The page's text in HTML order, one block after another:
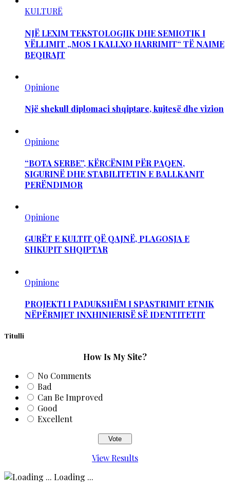
KULTURË
NJË LEXIM TEKSTOLOGJIK DHE SEMIOTIK I
VËLLIMIT „MOS I KALLXO HARRIMIT“ TË NAIME
BEQIRAJT
Opinione
Një shekull diplomaci shqiptare, kujtesë dhe vizion
Opinione
“BOTA SERBE”, KËRCËNIM PËR PAQEN,
SIGURINË DHE STABILITETIN E BALLKANIT
PERËNDIMOR
Opinione
GURËT E KULTIT QË QAJNË, PLAGOSJA E
SHKUPIT SHQIPTAR
Opinione
PROJEKTI I PADUKSHËM I SPASTRIMIT ETNIK
NËPËRMJET INXHINIERISË SË IDENTITETIT
Titulli
How Is My Site?
No Comments
Bad
Can Be Improved
Good
Excellent
View Results
Loading ...